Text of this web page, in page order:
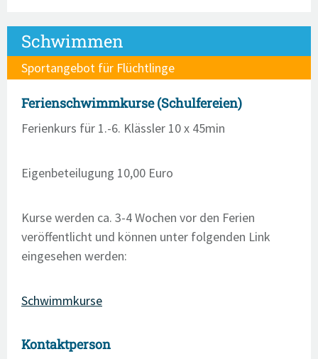
Schwimmen
Sportangebot für Flüchtlinge
Ferienschwimmkurse (Schulfereien)
Ferienkurs für 1.-6. Klässler 10 x 45min
Eigenbeteilugung 10,00 Euro
Kurse werden ca. 3-4 Wochen vor den Ferien
veröffentlicht und können unter folgenden Link
eingesehen werden:
Schwimmkurse
Kontaktperson